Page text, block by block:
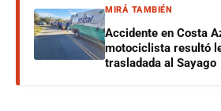
MIRÁ TAMBIÉN
Accidente en Costa
motociclista resultó
trasladada al Sayago